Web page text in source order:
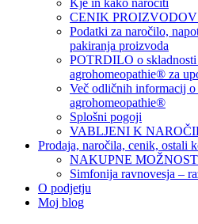
Kje in kako naročiti
CENIK PROIZVODOV
Podatki za naročilo,
pakiranja proizvoda
POTRDILO o
agrohomeopathie® za
Več odličnih informacij
agrohomeopathie®
Splošni pogoji
VABLJENI K
Prodaja, naročila, cenik, ostali
NAKUPNE
Simfonija ravnovesja –
O podjetju
Moj blog